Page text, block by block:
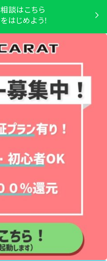
談はこちら
はじめよう！